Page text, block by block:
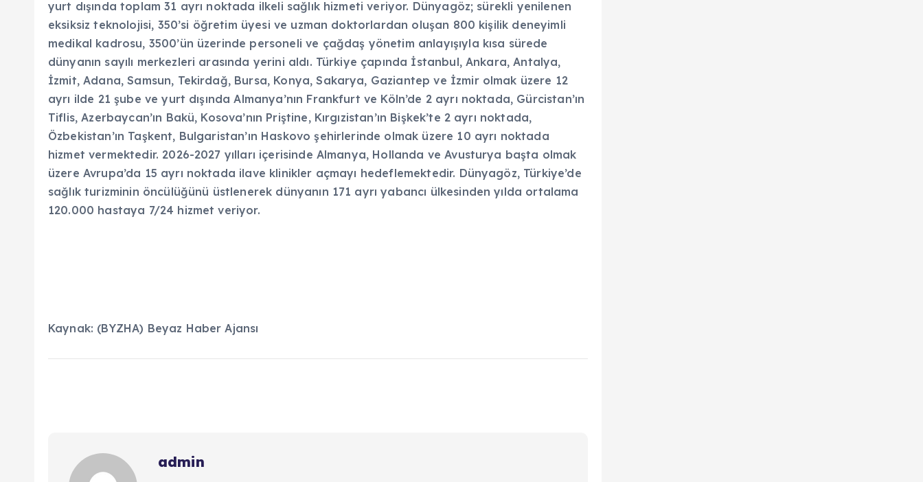
yurt dışında toplam 31 ayrı noktada ilkeli sağlık hizmeti veriyor. Dünyagöz; sürekli yenilenen
eksiksiz teknolojisi, 350’si öğretim üyesi ve uzman doktorlardan oluşan 800 kişilik deneyimli
medikal kadrosu, 3500’ün üzerinde personeli ve çağdaş yönetim anlayışıyla kısa sürede
dünyanın sayılı merkezleri arasında yerini aldı. Türkiye çapında İstanbul, Ankara, Antalya,
İzmit, Adana, Samsun, Tekirdağ, Bursa, Konya, Sakarya, Gaziantep ve İzmir olmak üzere 12
ayrı ilde 21 şube ve yurt dışında Almanya’nın Frankfurt ve Köln’de 2 ayrı noktada, Gürcistan’ın
Tiflis, Azerbaycan’ın Bakü, Kosova’nın Priştine, Kırgızistan’ın Bişkek’te 2 ayrı noktada,
Özbekistan’ın Taşkent, Bulgaristan’ın Haskovo şehirlerinde olmak üzere 10 ayrı noktada
hizmet vermektedir. 2026-2027 yılları içerisinde Almanya, Hollanda ve Avusturya başta olmak
üzere Avrupa’da 15 ayrı noktada ilave klinikler açmayı hedeflemektedir. Dünyagöz, Türkiye’de
sağlık turizminin öncülüğünü üstlenerek dünyanın 171 ayrı yabancı ülkesinden yılda ortalama
120.000 hastaya 7/24 hizmet veriyor.
Kaynak: (BYZHA) Beyaz Haber Ajansı
admin